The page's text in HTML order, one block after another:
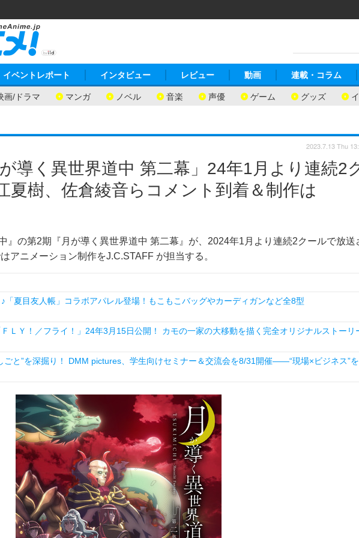
画/ドラマ マンガ ノベル 音楽 声優 ゲーム グッズ
イベントレポート インタビュー レビュー 動画 連載・コラム
導く異世界道中 第二幕」24年1月より連続2
夏樹、佐倉綾音らコメント到着＆制作は
』の第2期『月が導く異世界道中 第二幕』が、2024年1月より連続2クールで放送
アニメーション制作をJ.C.STAFF が担当する。
2023.7.13 Thu
「夏目友人帳」コラボアパレル登場！もこもこバッグやカーディガンなど全8型
ＬＹ！／フライ！」24年3月15日公開！ カモの一家の大移動を描く完全オリジナルストーリ
ごと”を深掘り！ DMM pictures、学生向けセミナー＆交流会を8/31開催――“現場×ビジネス”を